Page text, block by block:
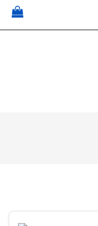
Quantità